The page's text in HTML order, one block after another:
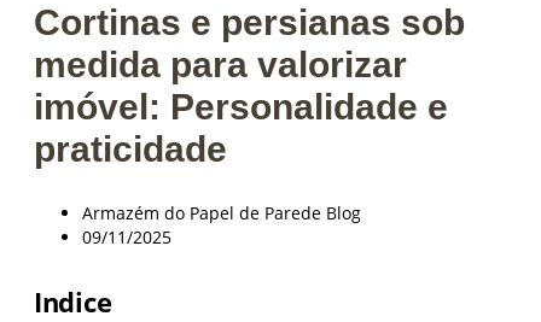
Cortinas e persianas sob
medida para valorizar
imóvel: Personalidade e
praticidade
Armazém do Papel de Parede Blog
09/11/2025
Indice